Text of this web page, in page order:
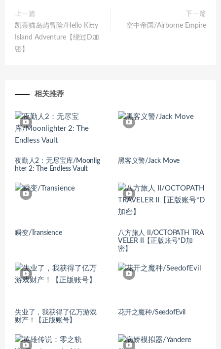
上一篇
凯蒂猫岛屿冒险/Hello Kitty
Island Adventure【绕过D加
密】
下一篇
空中帝国/Airborne Empire
相关推荐
夜勤人2：无尽宝库/Moonlig
hter 2: The Endless Vault
黑客义警/Jack Move
瞬变/Transience
八方旅人 II/OCTOPATH TRA
VELER II【正版账号*D加
密】
失业了，我获得了亿万游戏
财产！【正版账号】
花开之魔种/SeedofEvil